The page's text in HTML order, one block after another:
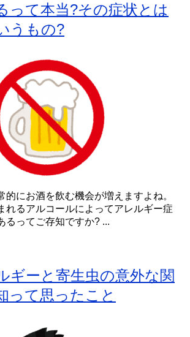
って本当?その症状とは
うもの?
的にお酒を飲む機会が増えますよね。
れるアルコールによってアレルギー症
るってご存知ですか? ...
ギーと寄生虫の意外な関
って思ったこと